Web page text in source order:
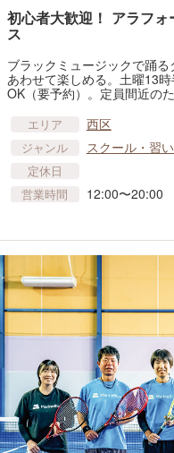
初心者大歓迎！ アラフ
ス
ブラックミュージックで踊
あわせて楽しめる。土曜13
OK（要予約）。定員間近の
エリア 西区
ジャンル スクール・習
定休日
営業時間
12:00〜20:00